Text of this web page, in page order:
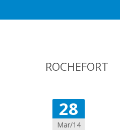
ROCHEFORT
28
Mar/14